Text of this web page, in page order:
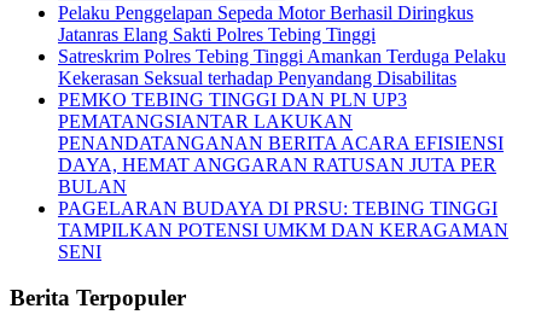
Pelaku Penggelapan Sepeda Motor Berhasil Diringkus
Jatanras Elang Sakti Polres Tebing Tinggi
Satreskrim Polres Tebing Tinggi Amankan Terduga Pelaku
Kekerasan Seksual terhadap Penyandang Disabilitas
PEMKO TEBING TINGGI DAN PLN UP3
PEMATANGSIANTAR LAKUKAN
PENANDATANGANAN BERITA ACARA EFISIENSI
DAYA, HEMAT ANGGARAN RATUSAN JUTA PER
BULAN
PAGELARAN BUDAYA DI PRSU: TEBING TINGGI
TAMPILKAN POTENSI UMKM DAN KERAGAMAN
SENI
Berita Terpopuler